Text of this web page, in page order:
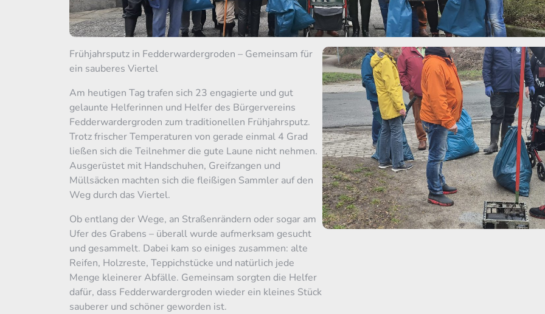
Frühjahrsputz in Fedderwardergroden – Gemeinsam für
ein sauberes Viertel
Am heutigen Tag trafen sich 23 engagierte und gut
gelaunte Helferinnen und Helfer des Bürgervereins
Fedderwardergroden zum traditionellen Frühjahrsputz.
Trotz frischer Temperaturen von gerade einmal 4 Grad
ließen sich die Teilnehmer die gute Laune nicht nehmen.
Ausgerüstet mit Handschuhen, Greifzangen und
Müllsäcken machten sich die fleißigen Sammler auf den
Weg durch das Viertel.
Ob entlang der Wege, an Straßenrändern oder sogar am
Ufer des Grabens – überall wurde aufmerksam gesucht
und gesammelt. Dabei kam so einiges zusammen: alte
Reifen, Holzreste, Teppichstücke und natürlich jede
Menge kleinerer Abfälle. Gemeinsam sorgten die Helfer
dafür, dass Fedderwardergroden wieder ein kleines Stück
sauberer und schöner geworden ist.